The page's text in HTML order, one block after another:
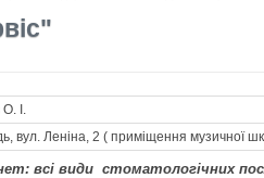
І.
вул. Леніна, 2 ( приміщення музичної
всі види стоматологічних